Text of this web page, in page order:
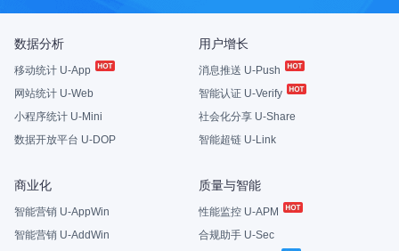
数据分析
移动统计 U-App
网站统计 U-Web
小程序统计 U-Mini
数据开放平台 U-DOP
用户增长
消息推送 U-Push
智能认证 U-Verify
社会化分享 U-Share
智能超链 U-Link
商业化
智能营销 U-AppWin
智能营销 U-AddWin
质量与智能
性能监控 U-APM
合规助手 U-Sec